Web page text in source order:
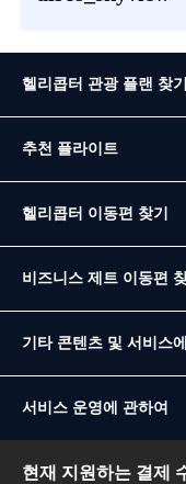
헬리콥터 관광 플랜 찾기
추천 플라이트
헬리콥터 이동편 찾기
비즈니스 제트 이동편 찾
기타 콘텐츠 및 서비스
서비스 운영에 관하여
현재 지원하는 결제